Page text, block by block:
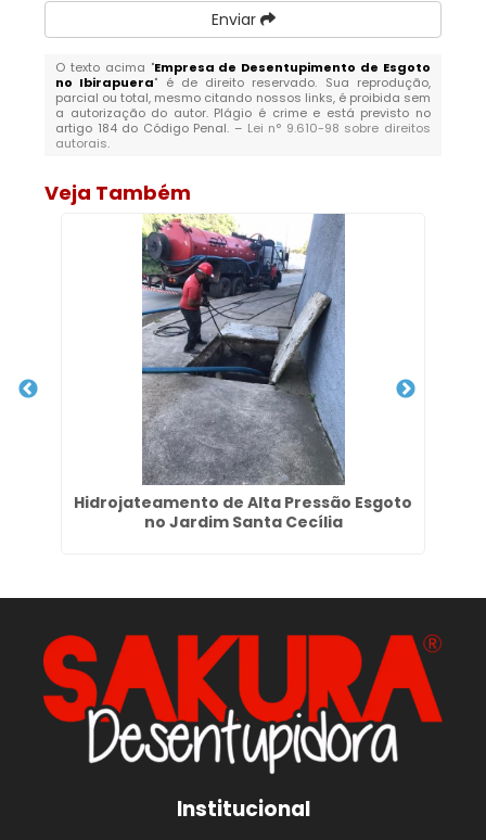
Enviar
O texto acima "Empresa de Desentupimento de Esgoto
no Ibirapuera" é de direito reservado. Sua reprodução,
parcial ou total, mesmo citando nossos links, é proibida sem
a autorização do autor. Plágio é crime e está previsto no
artigo 184 do Código Penal. – Lei n° 9.610-98 sobre direitos
autorais.
Veja Também
Hidrojateamento de Alta Pressão Esgoto
no Jardim Santa Cecília
Institucional